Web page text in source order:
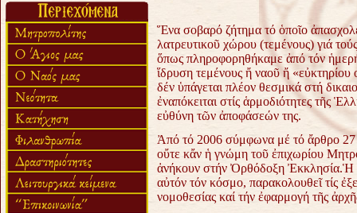
«πολύ αργά».
Ζητείται....
Ἕνα σοβαρό ζήτημα τό ὁποῖο
λατρευτικοῦ χώρου (τεμένους) γιά
ὅπως πληροφορηθήκαμε ἀπό τόν
ἵδρυση τεμένους ἤ ναοῦ ἤ
δέν ὑπάγεται πλέον θεσμικά στή
ἐναπόκειται στίς ἁρμοδιότητες τῆς
εὐθύνη τῶν ἀποφάσεών της.
Ἀπό τό 2006 σύμφωνα μέ τό ἄρθρο 27
οὔτε κἄν ἡ γνώμη τοῦ ἐπιχωρίου
ἀνήκουν στήν Ὀρθόδοξη Ἐκκλησία.Ἡ
αὐτόν τόν κόσμο, παρακολουθεῖ τίς
νομοθεσίας καί τήν ἐφαρμογή τῆς